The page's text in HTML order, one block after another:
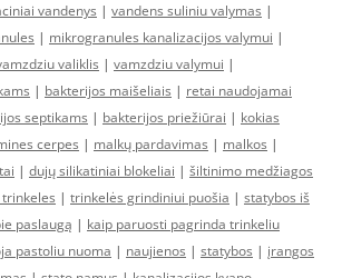
vandenys | vandens suliniu valymas |
| mikrogranules kanalizacijos valymui |
valiklis | vamzdziu valymui |
| bakterijos maišeliais | retai naudojamai
septikams | bakterijos priežiūrai | kokias
cerpes | malkų pardavimas | malkos |
| dujų silikatiniai blokeliai | šiltinimo medžiagos
| trinkelės grindiniui puošia | statybos iš
paslaugą | kaip paruosti pagrinda trinkeliu
pastoliu nuoma | naujienos | statybos | įrangos